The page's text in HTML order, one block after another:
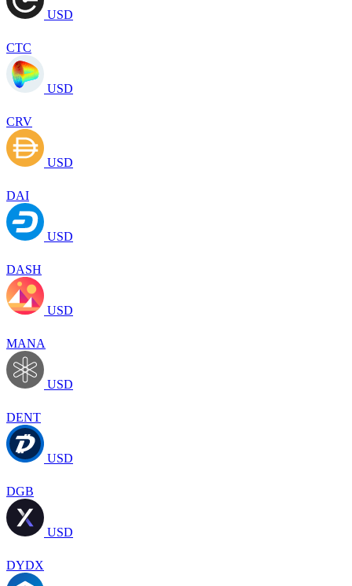
USD
CTC
USD
CRV
USD
DAI
USD
DASH
USD
MANA
USD
DENT
USD
DGB
USD
DYDX